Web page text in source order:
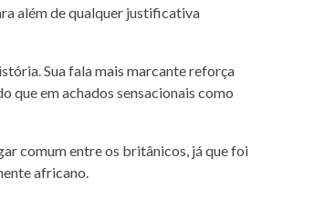
além de qualquer justificativa
Sua fala mais marcante reforça
que em achados sensacionais como
comum entre os britânicos, já que foi
africano.